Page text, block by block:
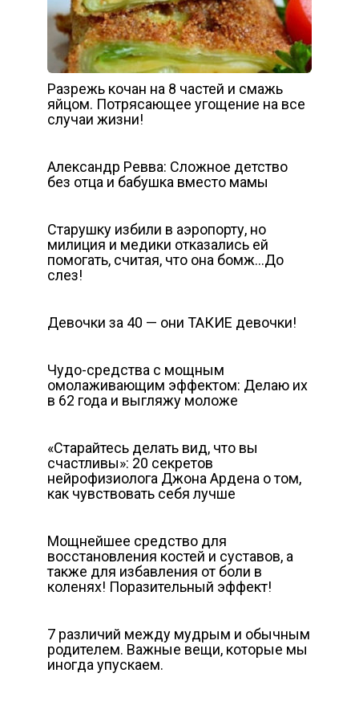
Разрежь кочан на 8 частей и смажь
яйцом. Потрясающее угощение на все
случаи жизни!
Александр Ревва: Сложное детство
без отца и бабушка вместо мамы
Старушку избили в аэропорту, но
милиция и медики отказались ей
помогать, считая, что она бомж…До
слез!
Девочки за 40 — они ТАКИЕ девочки!
Чудо-средства с мощным
омолаживающим эффектом: Делаю их
в 62 года и выгляжу моложе
«Старайтесь делать вид, что вы
счастливы»: 20 секретов
нейрофизиолога Джона Ардена о том,
как чувствовать себя лучше
Мощнейшее средство для
восстановления костей и суставов, а
также для избавления от боли в
коленях! Поразительный эффект!
7 различий между мудрым и обычным
родителем. Важные вещи, которые мы
иногда упускаем.